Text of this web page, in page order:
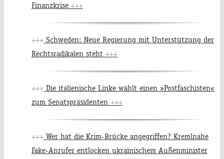
Finanzkrise +++
+++ Schweden: Neue Regierung mit Unterstützung der
Rechtsradikalen steht +++
+++ Die italienische Linke wählt einen »Postfaschisten«
zum Senatspräsidenten +++
+++ Wer hat die Krim-Brücke angegriffen? Kremlnahe
Fake-Anrufer entlocken ukrainischem Außenminister